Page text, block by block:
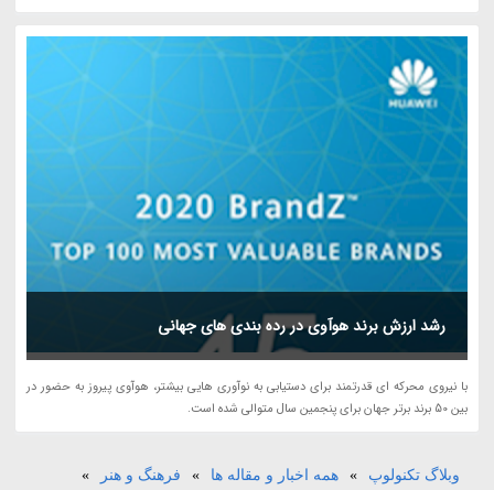
رشد ارزش برند هوآوی در رده بندی های جهانی
با نیروی محرکه ای قدرتمند برای دستیابی به نوآوری هایی بیشتر، هوآوی پیروز به حضور در
بین 50 برند برتر جهان برای پنجمین سال متوالی شده است.
وبلاگ تکنولوپ » همه اخبار و مقاله ها » فرهنگ و هنر »